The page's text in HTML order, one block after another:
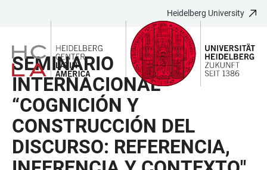
LINKS
MAIN
CONTENT
NAVIGATION
FORM
Heidelberg University
SEMINARIO
INTERNACIONAL
“COGNICIÓN Y
CONSTRUCCIÓN DEL
DISCURSO: REFERENCIA,